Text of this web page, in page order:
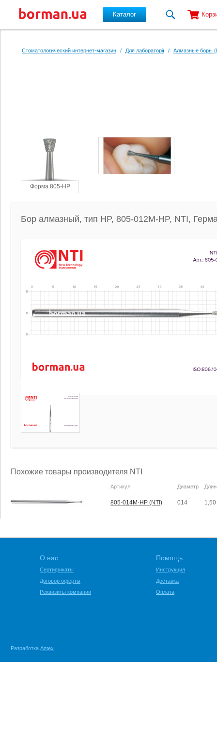
Каталог
Стоматологический интернет-магазин / Для лабораторії / Алмазные боры
Форма 805-HP
Бор алмазный, тип HP, 805-012M-HP, NTI,
Похожие товары производителя NTI
Артикул Диаметр
805-014M-HP (NTI) 014 1,50
О нас
Сертификаты
Договор оферты
Реквизиты компании
Помощь
Инструкция
Доставка
Оплата
Разработка Antex